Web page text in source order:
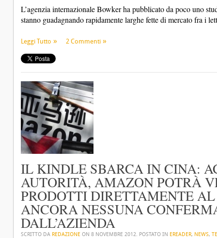
L’agenzia internazionale Bowker ha pubblicato da poco uno
stanno guadagnando rapidamente larghe fette di mercato fra i
Leggi Tutto 2 Commenti
IL KINDLE SBARCA IN CINA:
AUTORITÀ, AMAZON POTRÀ
PRODOTTI DIRETTAMENTE
ANCORA NESSUNA
DALL’AZIENDA
SCRITTO DA REDAZIONE ON 8 NOVEMBRE 2012. POSTATO IN EREADER, NEWS,